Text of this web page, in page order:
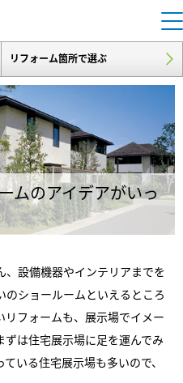
マチ-）
リフォーム箇所で選ぶ
ムのアイデアがいっ
、設備機器やインテリアまでを
のショールームといえるところ
リフォームも、展示場でイメー
ずは住宅展示場に足を運んでみ
いる住宅展示場も多いので、